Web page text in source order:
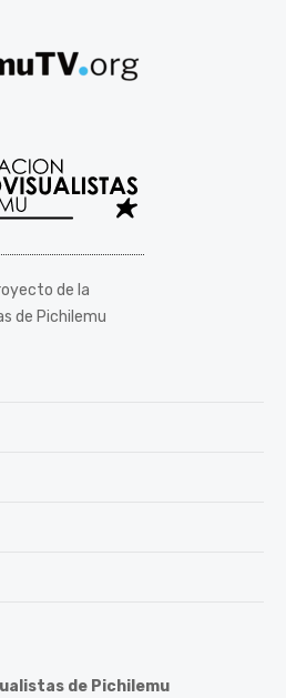
de la
de Pichilemu
de Pichilemu